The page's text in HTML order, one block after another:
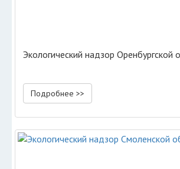
Экологический надзор Оренбургской
Подробнее >>